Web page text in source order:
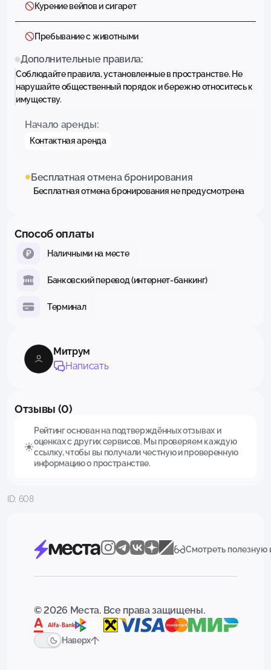
Курение вейпов и сигарет
Пребывание с животными
Дополнительные правила:
Соблюдайте правила, установленные в пространстве. Не
нарушайте общественный порядок и бережно относитесь к
имуществу.
Начало аренды:
Контактная аренда
Бесплатная отмена бронирования
Бесплатная отмена бронирования не предусмотрена
Способ оплаты
Наличными на месте
Банковский перевод (интернет-банкинг)
Терминал
Митрум
Написать
Отзывы (0)
Рейтинг основан на подтверждённых отзывах и
оценках с других сервисов. Мы проверяем каждую
ссылку, чтобы вы получали честную и проверенную
информацию о пространстве.
ID: 608
Смотреть
© 2026 Места. Все права защищены.
Наверх